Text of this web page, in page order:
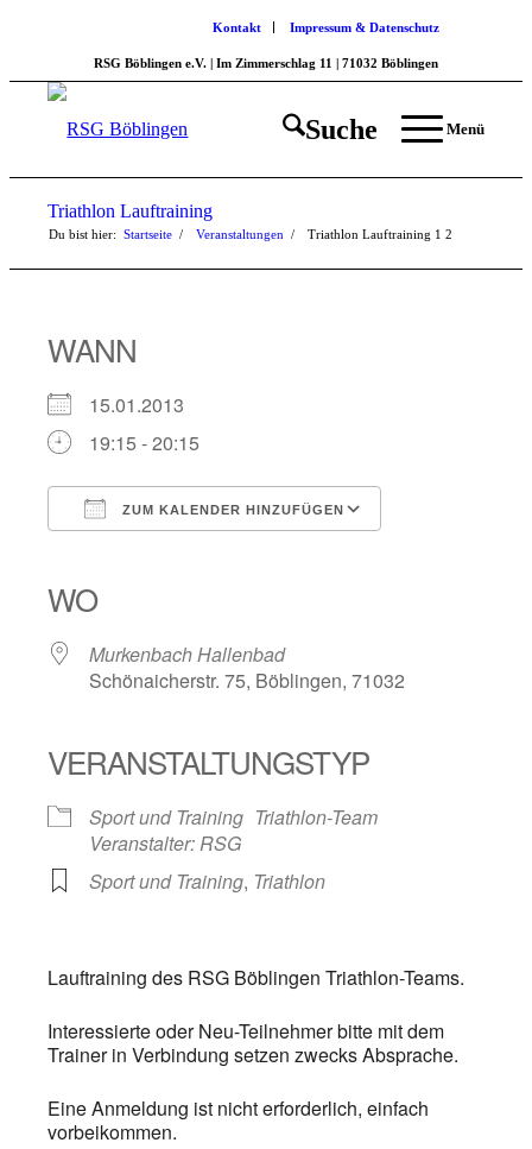
Kontakt Impressum & Datenschutz
RSG Böblingen e.V. | Im Zimmerschlag 11 | 71032 Böblingen
Suche Menü
Triathlon Lauftraining
Du bist hier: Startseite 1
/ Veranstaltungen 2
/ Triathlon Lauftraining
WANN
15.01.2013
19:15 - 20:15
ZUM KALENDER HINZUFÜGEN
WO
Murkenbach Hallenbad
Schönaicherstr. 75, Böblingen, 71032
VERANSTALTUNGSTYP
Sport und Training Triathlon-Team
Veranstalter: RSG
Sport und Training, Triathlon
Lauftraining des RSG Böblingen Triathlon-Teams.
Interessierte oder Neu-Teilnehmer bitte mit dem
Trainer in Verbindung setzen zwecks Absprache.
Eine Anmeldung ist nicht erforderlich, einfach
vorbeikommen.